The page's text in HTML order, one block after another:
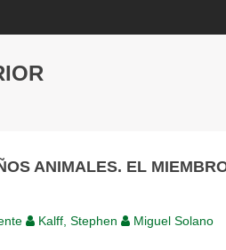
ANIMALES. EL
Kalff, Stephen Miguel Solano